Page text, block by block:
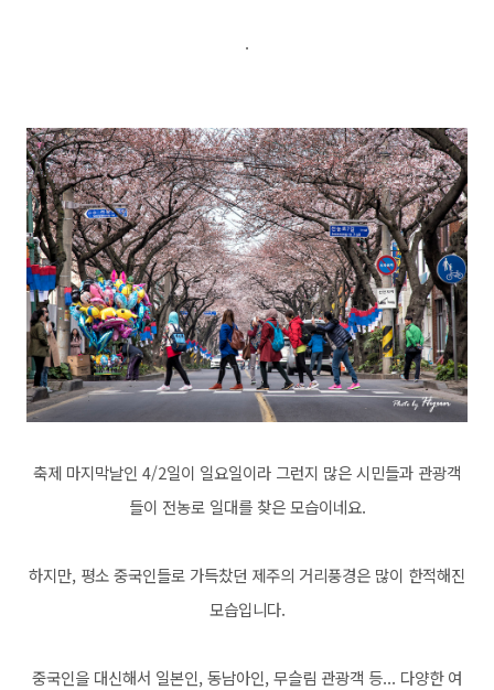
.
축제 마지막날인 4/2일이 일요일이라 그런지 많은 시민들과 관광객
들이 전농로 일대를 찾은 모습이네요.
하지만, 평소 중국인들로 가득찼던 제주의 거리풍경은 많이 한적해진
모습입니다.
중국인을 대신해서 일본인, 동남아인, 무슬림 관광객 등... 다양한 여